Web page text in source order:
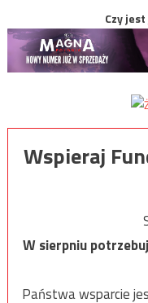
Czy
Wspieraj
W sierpniu
Państwa wsparcie